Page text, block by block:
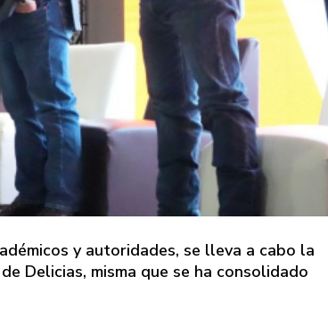
y autoridades, se lleva a cabo la
Delicias, misma que se ha consolidado